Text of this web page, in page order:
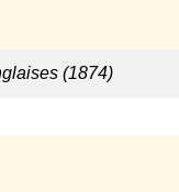
(1874)